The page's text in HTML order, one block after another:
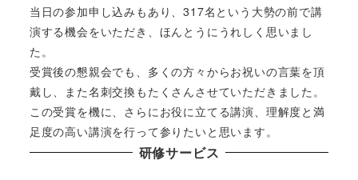
当日の参加申し込みもあり、317名という大勢の前で講
演する機会をいただき、ほんとうにうれしく思いまし
た。
受賞後の懇親会でも、多くの方々からお祝いの言葉を頂
戴し、また名刺交換もたくさんさせていただきました。
この受賞を機に、さらにお役に立てる講演、理解度と満
足度の高い講演を行って参りたいと思います。
研修サービス